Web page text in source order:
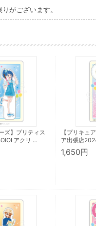
がございます。
ズ】プリティス
アクリ …
【プリキュ
ア出張店
1,650円